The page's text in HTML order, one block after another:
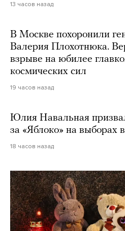
13 часов назад
В Москве похоронили
Валерия Плохотнюка.
взрыве на юбилее
космических сил
19 часов назад
Юлия Навальная
за «Яблоко» на выборах
18 часов назад